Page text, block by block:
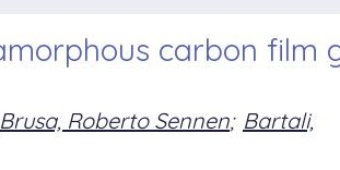
carbon film
Brusa, Roberto Sennen; Bartali,